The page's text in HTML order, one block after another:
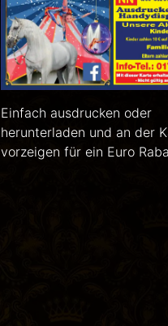
Einfach ausdrucken oder
herunterladen und an der
vorzeigen für ein Euro